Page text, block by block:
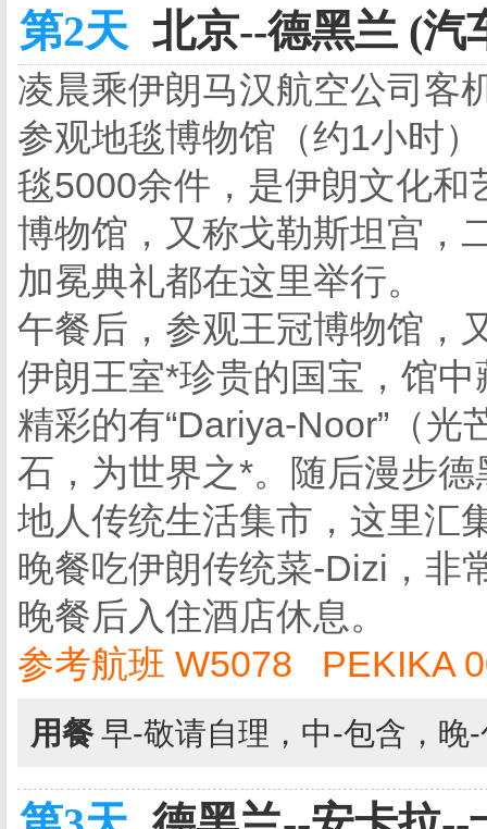
第2天 北京--德黑兰 (汽
凌晨乘伊朗马汉航空公司客
参观地毯博物馆（约1小时
毯5000余件，是伊朗文化
博物馆，又称戈勒斯坦宫，
加冕典礼都在这里举行。
午餐后，参观王冠博物馆，
伊朗王室*珍贵的国宝，馆中
精彩的有“Dariya-Noor”（
石，为世界之*。随后漫步
地人传统生活集市，这里汇
晚餐吃伊朗传统菜-Dizi，非
晚餐后入住酒店休息。
参考航班 W5078 PEKIKA
用餐 早-敬请自理，中-包含，晚